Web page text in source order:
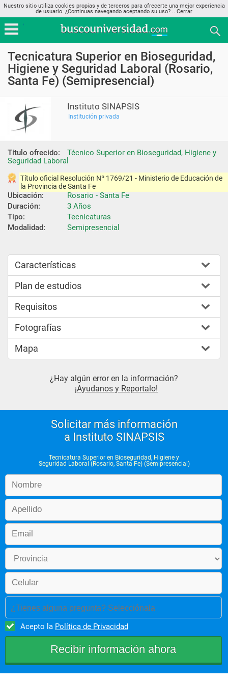
Nuestro sitio utiliza cookies propias y de terceros para ofrecerte una mejor experiencia
de usuario. ¿Continuas navegando aceptando su uso? .. Cerrar
Tecnicatura Superior en Bioseguridad,
Higiene y Seguridad Laboral (Rosario,
Santa Fe) (Semipresencial)
Instituto SINAPSIS
Institución privada
Título ofrecido:
Técnico Superior en Bioseguridad, Higiene y
Seguridad Laboral
Título oficial Resolución Nº 1769/21 - Ministerio de Educación de
la Provincia de Santa Fe
Ubicación:
Rosario - Santa Fe
Duración:
3 Años
Tipo:
Tecnicaturas
Modalidad:
Semipresencial
Características
Plan de estudios
Requisitos
Fotografías
Mapa
¿Hay algún error en la información?
¡Ayudanos y Reportalo!
Solicitar más información
a Instituto SINAPSIS
Tecnicatura Superior en Bioseguridad, Higiene y
Seguridad Laboral (Rosario, Santa Fe) (Semipresencial)
¿Tienes alguna pregunta? Selecciónala
Acepto la Política de Privacidad